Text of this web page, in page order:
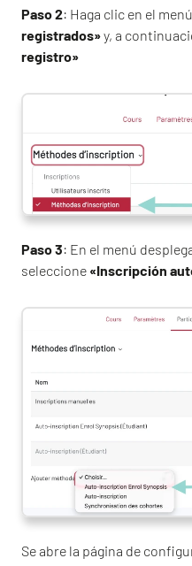
Paso 2: Haga clic en el
registrados»y, a
registro»
Paso 3: En el menú
seleccione «Inscripción
Se abre la página de